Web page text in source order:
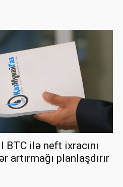
BTC ilə neft ixracını
artırmağı planlaşdırır